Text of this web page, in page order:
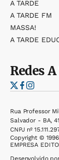
A TARDE
A TARDE FM
MASSA!
A TARDE
RedesA
Rua Professor
Salvador - BA,
CNPJ nº
Copyright ©
EMPRESA
Desenvolvido